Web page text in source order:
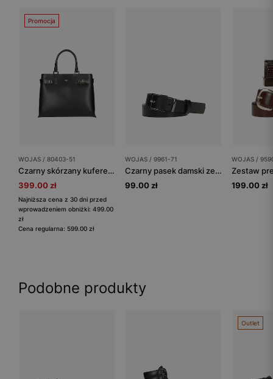
Promocja
WOJAS / 80403-51
Czarny skórzany kuferek damski
399.00 zł
Najniższa cena z 30 dni przed
wprowadzeniem obniżki: 499.00
zł
Cena regularna: 599.00 zł
WOJAS / 9961-71
Czarny pasek damski ze skóry licowej z ciemną sprzączką
99.00 zł
WOJAS /
199.00 zł
Podobne produkty
Outlet